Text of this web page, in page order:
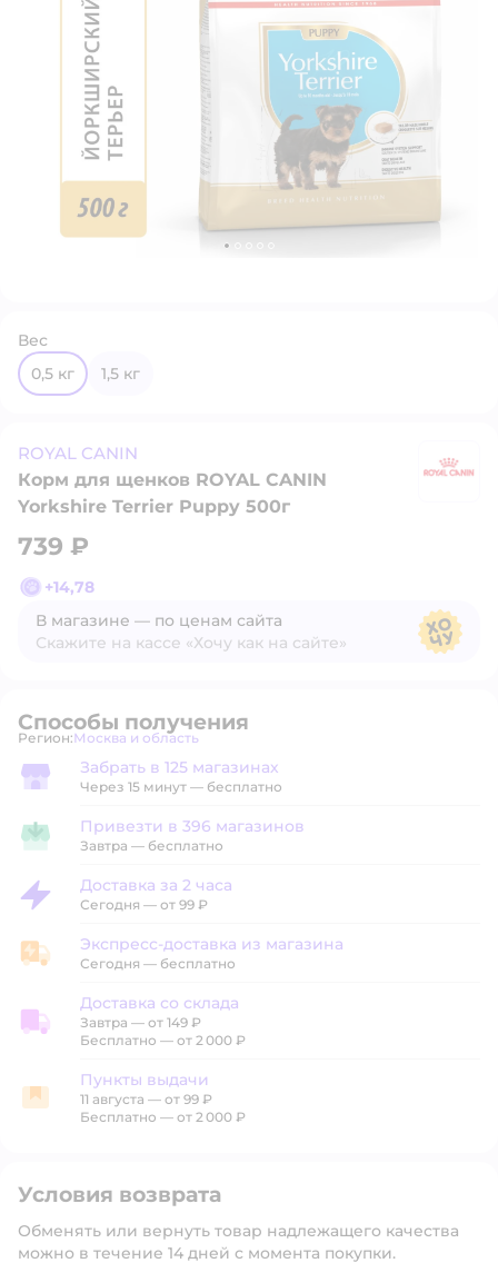
Вес
0,5 кг
1,5 кг
ROYAL CANIN
Корм для щенков ROYAL CANIN
Yorkshire Terrier Puppy 500г
739 ₽
+14,78
В магазине — по ценам сайта
Скажите на кассе «Хочу как на сайте»
Способы получения
Регион: Выбор адреса доставки.
Москва и область
Забрать в магазине
Забрать в 125 магазинах
Через 15 минут — бесплатно
Привезти в магазин
Привезти в 396 магазинов
Завтра — бесплатно
Доставка за 2 часа
Доставка за 2 часа
Сегодня — от 99 ₽
Экспресс-доставка из магазина
Экспресс-доставка из магазина
Сегодня — бесплатно
Доставка со склада
Доставка со склада
Завтра — от 149 ₽
Бесплатно — от 2 000 ₽
Пункты выдачи
Пункты выдачи
11 августа — от 99 ₽
Бесплатно — от 2 000 ₽
Условия возврата
Обменять или вернуть товар надлежащего качества
можно в течение 14 дней с момента покупки.